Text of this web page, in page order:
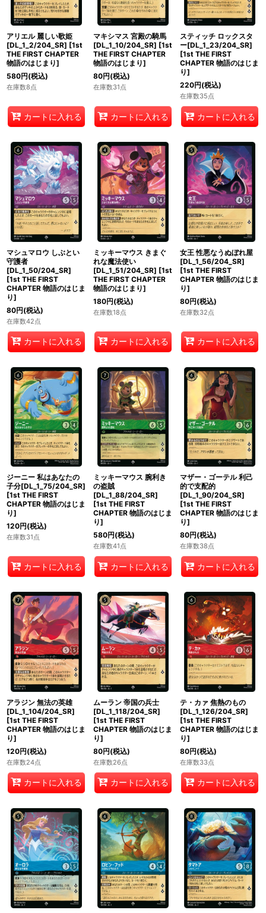
アリエル 麗しい歌姫
[DL_1_2/204_SR] [1st
THE FIRST CHAPTER
物語のはじまり]
580円(税込)
在庫数8点
カートに入れる
マキシマス 宮殿の騎馬
[DL_1_10/204_SR] [1st
THE FIRST CHAPTER
物語のはじまり]
80円(税込)
在庫数31点
カートに入れる
スティッチ ロックスタ
ー[DL_1_23/204_SR]
[1st THE FIRST
CHAPTER 物語のはじま
り]
220円(税込)
在庫数35点
カートに入れる
マシュマロウ しぶとい
守護者
[DL_1_50/204_SR]
[1st THE FIRST
CHAPTER 物語のはじま
り]
80円(税込)
在庫数42点
カートに入れる
ミッキーマウス きまぐ
れな魔法使い
[DL_1_51/204_SR] [1st
THE FIRST CHAPTER
物語のはじまり]
180円(税込)
在庫数18点
カートに入れる
女王 性悪なうぬぼれ屋
[DL_1_56/204_SR]
[1st THE FIRST
CHAPTER 物語のはじま
り]
80円(税込)
在庫数32点
カートに入れる
ジーニー 私はあなたの
子分[DL_1_75/204_SR]
[1st THE FIRST
CHAPTER 物語のはじま
り]
120円(税込)
在庫数31点
カートに入れる
ミッキーマウス 腕利き
の盗賊
[DL_1_88/204_SR]
[1st THE FIRST
CHAPTER 物語のはじま
り]
580円(税込)
在庫数41点
カートに入れる
マザー・ゴーテル 利己
的で支配的
[DL_1_90/204_SR]
[1st THE FIRST
CHAPTER 物語のはじま
り]
80円(税込)
在庫数38点
カートに入れる
アラジン 無法の英雄
[DL_1_104/204_SR]
[1st THE FIRST
CHAPTER 物語のはじま
り]
120円(税込)
在庫数24点
カートに入れる
ムーラン 帝国の兵士
[DL_1_118/204_SR]
[1st THE FIRST
CHAPTER 物語のはじま
り]
80円(税込)
在庫数26点
カートに入れる
テ・カァ 焦熱のもの
[DL_1_126/204_SR]
[1st THE FIRST
CHAPTER 物語のはじま
り]
80円(税込)
在庫数33点
カートに入れる